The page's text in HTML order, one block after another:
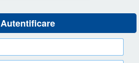
Autentificare